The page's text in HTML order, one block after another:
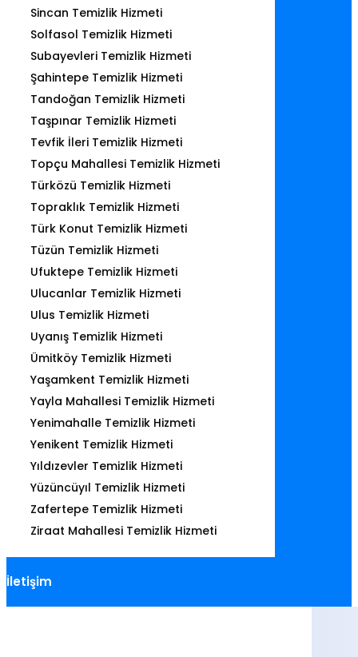
Sincan Temizlik Hizmeti
Solfasol Temizlik Hizmeti
Subayevleri Temizlik Hizmeti
Şahintepe Temizlik Hizmeti
Tandoğan Temizlik Hizmeti
Taşpınar Temizlik Hizmeti
Tevfik İleri Temizlik Hizmeti
Topçu Mahallesi Temizlik Hizmeti
Türközü Temizlik Hizmeti
Topraklık Temizlik Hizmeti
Türk Konut Temizlik Hizmeti
Tüzün Temizlik Hizmeti
Ufuktepe Temizlik Hizmeti
Ulucanlar Temizlik Hizmeti
Ulus Temizlik Hizmeti
Uyanış Temizlik Hizmeti
Ümitköy Temizlik Hizmeti
Yaşamkent Temizlik Hizmeti
Yayla Mahallesi Temizlik Hizmeti
Yenimahalle Temizlik Hizmeti
Yenikent Temizlik Hizmeti
Yıldızevler Temizlik Hizmeti
Yüzüncüyıl Temizlik Hizmeti
Zafertepe Temizlik Hizmeti
Ziraat Mahallesi Temizlik Hizmeti
İletişim